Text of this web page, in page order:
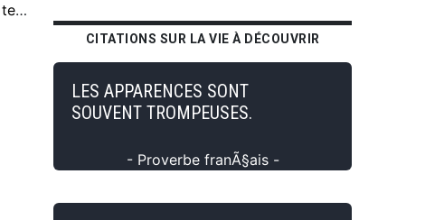
Ne pouvant vivre qu'en deÃ§Ã ou au-delÃ de la vie, l'homme est en bute Ã deux tentations : l'imbÃ©cillitÃ© et la saintetÃ© : sous-homme et surhomme, jamais lui-mÃªme.
CITATIONS SUR LA VIE À DÉCOUVRIR
LES APPARENCES SONT
SOUVENT TROMPEUSES.
- Proverbe franÃ§ais -